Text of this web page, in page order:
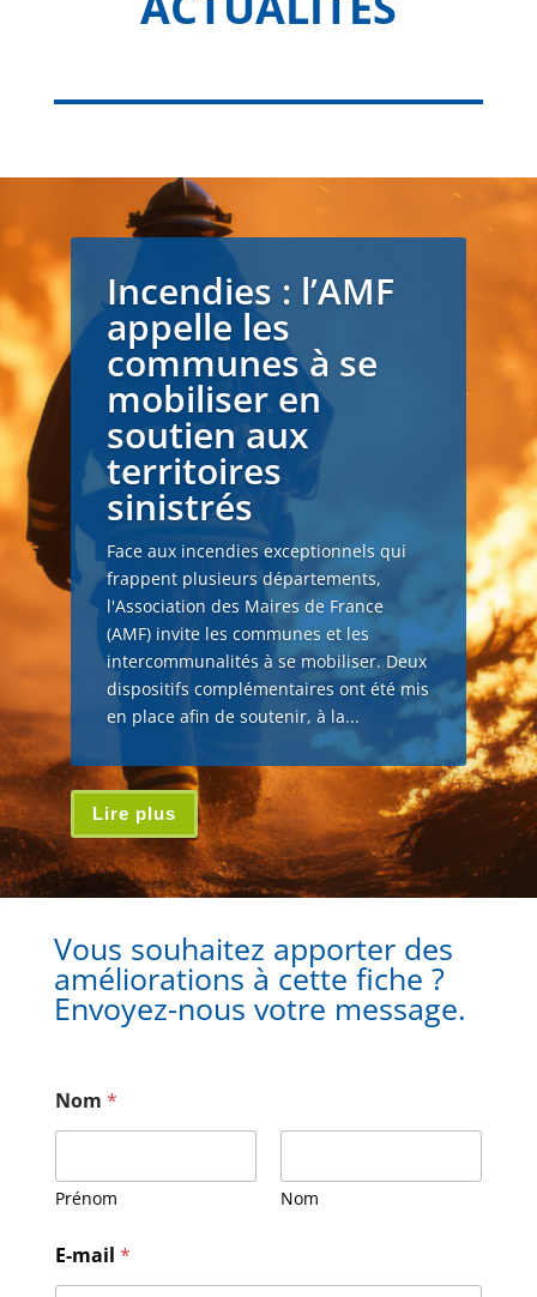
Incendies : l’AMF
appelle les
communes à se
mobiliser en
soutien aux
territoires
sinistrés
Face aux incendies exceptionnels qui
frappent plusieurs départements,
l'Association des Maires de France
(AMF) invite les communes et les
intercommunalités à se mobiliser. Deux
dispositifs complémentaires ont été mis
en place afin de soutenir, à la...
Lire plus
Vous souhaitez apporter des
améliorations à cette fiche ?
Envoyez-nous votre message.
Nom *
Prénom Nom
e
s
E-mail *